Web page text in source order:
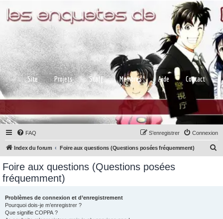
Site Projets Staff Membres Aide Contact
FAQ Connexion
S’enregistrer
Index du forum Foire aux questions (Questions posées fréquemment)
Foire aux questions (Questions posées
fréquemment)
Problèmes de connexion et d’enregistrement
Pourquoi dois-je m’enregistrer ?
Que signifie COPPA ?